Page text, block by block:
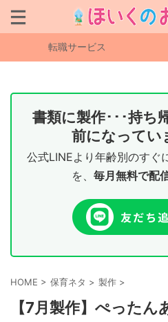
転職サービス
書類に製作･･･持ち
前になってい
公式LINEより年齢別のすぐ
を、 毎月無料で配
HOME > 保育ネタ > 製作 >
【7月製作】ぺったん